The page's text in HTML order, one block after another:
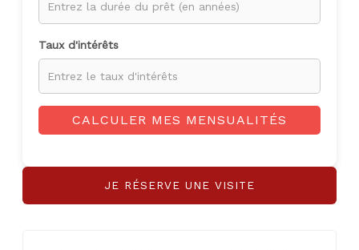
Taux d'intérêts
CALCULER MES MENSUALITÉS
JE RÉSERVE UNE VISITE